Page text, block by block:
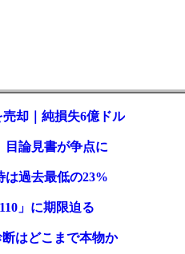
却｜純損失6億ドル
目論見書が争点に
は過去最低の23%
」に期限迫る
はどこまで本物か